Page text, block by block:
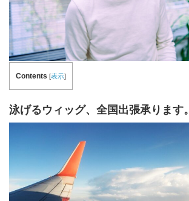
Contents [表示]
泳げるウィッグ、全国出張承ります。